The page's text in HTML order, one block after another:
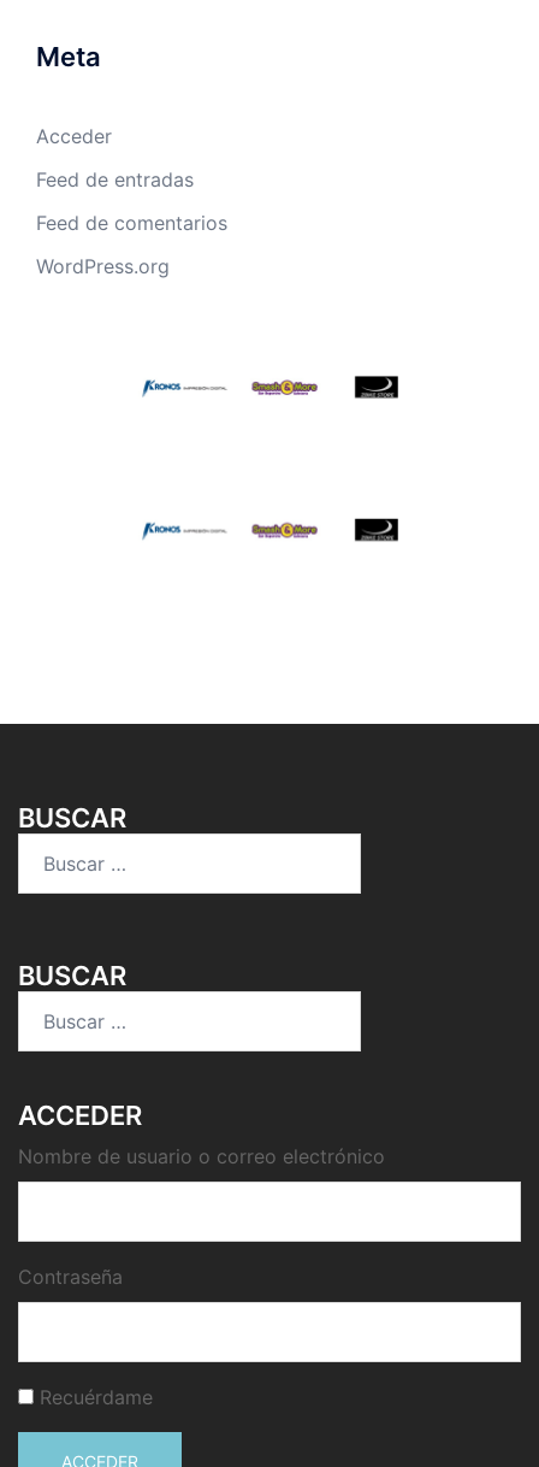
Meta
Acceder
Feed de entradas
Feed de comentarios
WordPress.org
BUSCAR
BUSCAR
ACCEDER
Nombre de usuario o correo electrónico
Contraseña
Recuérdame
ACCEDER